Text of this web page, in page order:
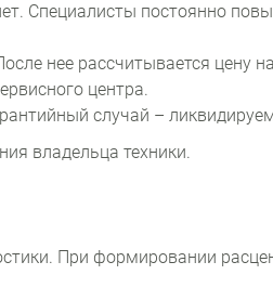
Специалисты постоянно
нее рассчитывается цену
центра.
случай –
владельца техники.
При формировании